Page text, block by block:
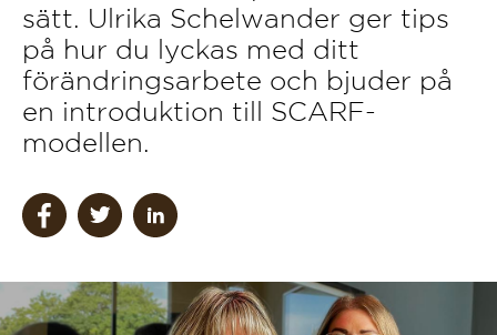
sätt. Ulrika Schelwander ger tips
på hur du lyckas med ditt
förändringsarbete och bjuder på
en introduktion till SCARF-
modellen.